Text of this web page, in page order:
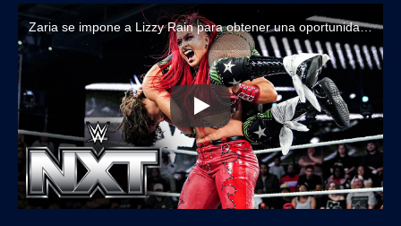
Zaria se impone a Lizzy Rain para obtener una oportunidad titular contra Tatum Paxley